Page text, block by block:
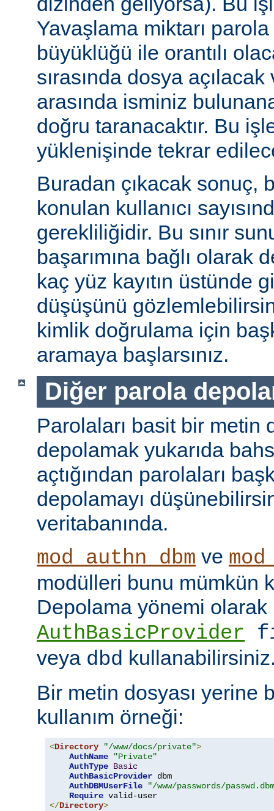
Yavaşlama miktarı parola
büyüklüğü ile orantılı
sırasında dosya açılacak
arasında isminiz
doğru taranacaktır. Bu
yüklenişinde tekrar
Buradan çıkacak sonuç,
konulan kullanıcı
gerekliliğidir. Bu sınır
başarımına bağlı olarak
kaç yüz kayıtın üstünde
düşüşünü
kimlik doğrulama için
aramaya başlarsınız.
Diğer parola
Parolaları basit bir metin
depolamak yukarıda
açtığından parolaları
depolamayı
veritabanında.
mod_authn_dbm ve
modülleri bunu mümkün
Depolama yönemi olarak
AuthBasicProvider
veya dbd
Bir metin dosyası yerine
kullanım örneği:
<Directory "/www/docs/private">
AuthName
"Private"
AuthType Basic
AuthBasicProvider dbm
AuthDBMUserFile
"/www/passwords/
Require
</Directory>